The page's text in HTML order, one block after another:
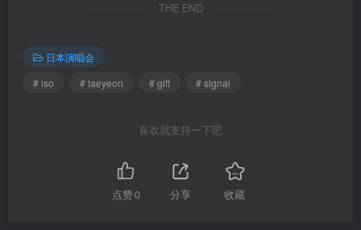
THE END
日本演唱会
# iso
# taeyeon # gift # signal
喜欢就支持一下吧
点赞0 分享 收藏